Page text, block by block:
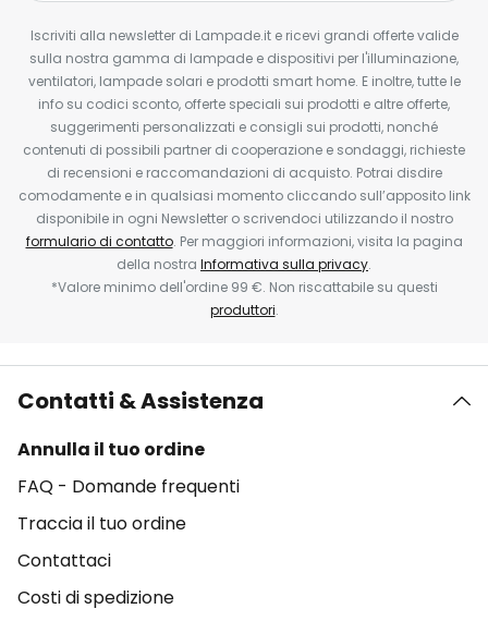
Iscriviti alla newsletter di Lampade.it e ricevi grandi offerte valide
sulla nostra gamma di lampade e dispositivi per l'illuminazione,
ventilatori, lampade solari e prodotti smart home. E inoltre, tutte le
info su codici sconto, offerte speciali sui prodotti e altre offerte,
suggerimenti personalizzati e consigli sui prodotti, nonché
contenuti di possibili partner di cooperazione e sondaggi, richieste
di recensioni e raccomandazioni di acquisto. Potrai disdire
comodamente e in qualsiasi momento cliccando sull’apposito link
disponibile in ogni Newsletter o scrivendoci utilizzando il nostro
formulario di contatto. Per maggiori informazioni, visita la pagina
della nostra Informativa sulla privacy.
*Valore minimo dell'ordine 99 €. Non riscattabile su questi
produttori.
Contatti & Assistenza
Annulla il tuo ordine
FAQ - Domande frequenti
Traccia il tuo ordine
Contattaci
Costi di spedizione